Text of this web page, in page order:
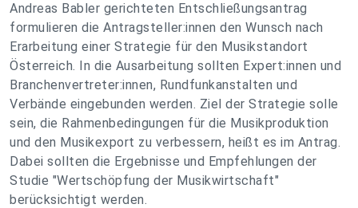
Andreas Babler gerichteten Entschließungsantrag
formulieren die Antragsteller:innen den Wunsch nach
Erarbeitung einer Strategie für den Musikstandort
Österreich. In die Ausarbeitung sollten Expert:innen und
Branchenvertreter:innen, Rundfunkanstalten und
Verbände eingebunden werden. Ziel der Strategie solle
sein, die Rahmenbedingungen für die Musikproduktion
und den Musikexport zu verbessern, heißt es im Antrag.
Dabei sollten die Ergebnisse und Empfehlungen der
Studie "Wertschöpfung der Musikwirtschaft"
berücksichtigt werden.